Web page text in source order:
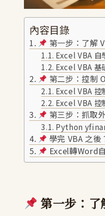
內容目錄
第一步：了解
Excel VBA 自
Excel VBA
第二步：控制
Excel VBA
Excel VBA
第三步：抓取
Python
學完 VBA 之後
Excel轉Word
第一步：了